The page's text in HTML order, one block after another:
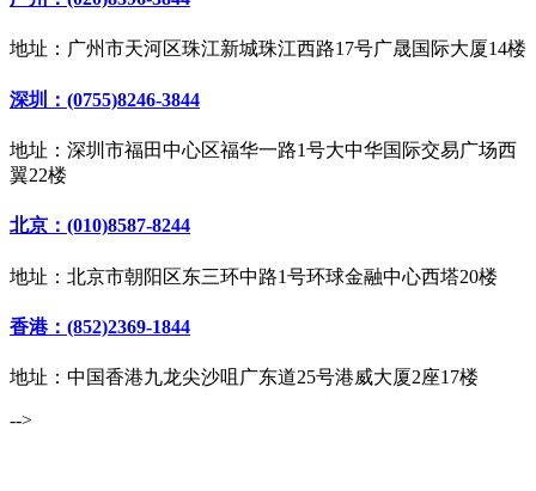
地址：广州市天河区珠江新城珠江西路17号广晟国际大厦14楼
深圳：(0755)8246-3844
地址：深圳市福田中心区福华一路1号大中华国际交易广场西
翼22楼
北京：(010)8587-8244
地址：北京市朝阳区东三环中路1号环球金融中心西塔20楼
香港：(852)2369-1844
地址：中国香港九龙尖沙咀广东道25号港威大厦2座17楼
-->